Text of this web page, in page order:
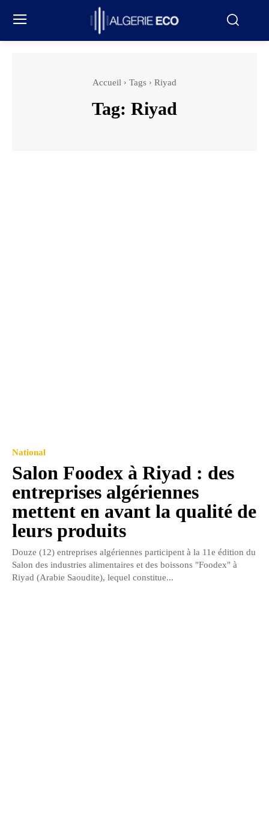
Accueil Tags Riyad
Tag: Riyad
National
Salon Foodex à Riyad : des
entreprises algériennes
mettent en avant la qualité de
leurs produits
Douze (12) entreprises algériennes participent à la 11e édition du
Salon des industries alimentaires et des boissons "Foodex" à
Riyad (Arabie Saoudite), lequel constitue...